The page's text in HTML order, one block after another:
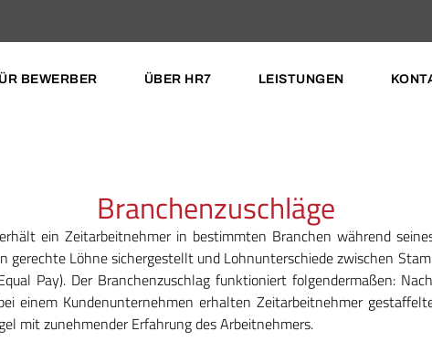
BEWERBER ÜBER HR7 LEISTUNGEN
Branchenzuschläge
ein Zeitarbeitnehmer in bestimmten Branchen während
gerechte Löhne sichergestellt und Lohnunterschiede zwischen
Pay). Der Branchenzuschlag funktioniert folgendermaßen:
einem Kundenunternehmen erhalten Zeitarbeitnehmer
mit zunehmender Erfahrung des Arbeitnehmers.